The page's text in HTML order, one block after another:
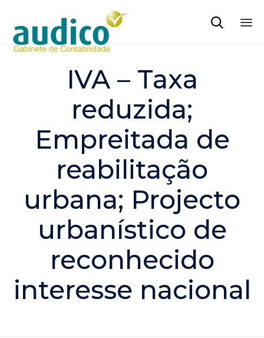

IVA – Taxa
reduzida;
Empreitada de
reabilitação
urbana; Projecto
urbanístico de
reconhecido
interesse nacional